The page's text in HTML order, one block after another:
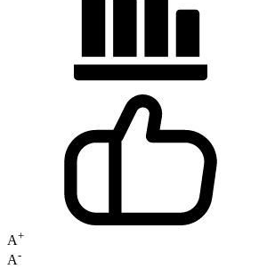
A+
A-